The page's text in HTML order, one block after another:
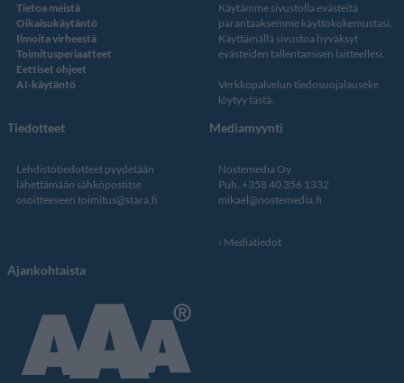
Tietoa meistä
Oikaisukäytäntö
Ilmoita virheestä
Toimitusperiaatteet
Eettiset ohjeet
AI-käytäntö
Käytämme sivustolla evästeitä
parantaaksemme käyttökokemustasi.
Käyttämällä sivustoa hyväksyt
evästeiden tallentamisen laitteellesi.
Verkkopalvelun tiedosuojalauseke
löytyy tästä.
Tiedotteet
Lehdistötiedotteet pyydetään
lähettämään sähköpostitse
osoitteeseen toimitus@stara.fi
Mediamyynti
Nostemedia Oy
Puh. +358 40 356 1332
mikael@nostemedia.fi
Mediatiedot
Ajankohtaista